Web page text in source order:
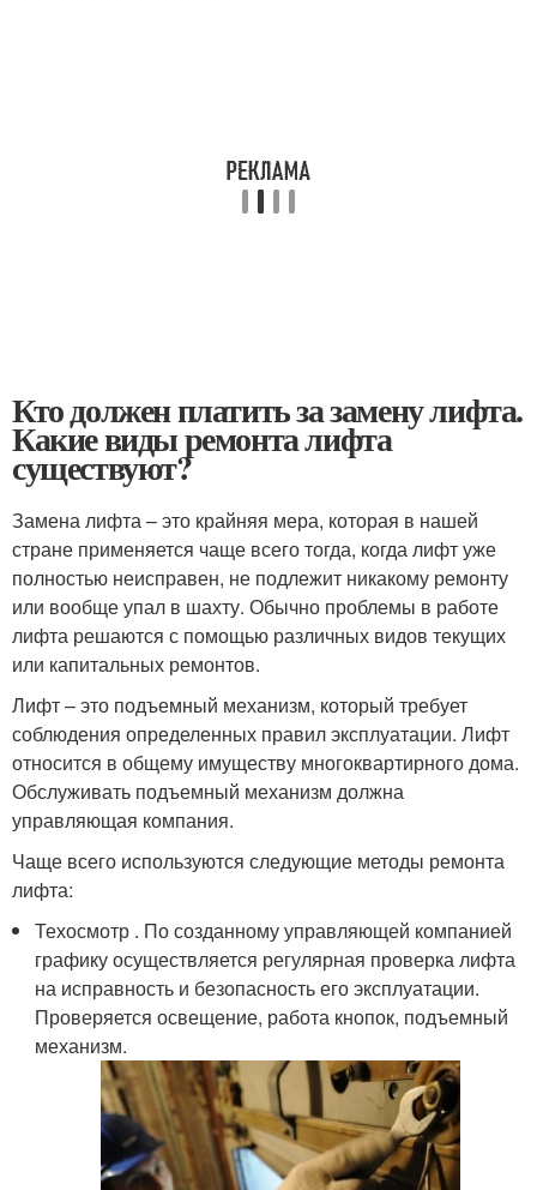
Кто должен платить за замену лифта.
Какие виды ремонта лифта
существуют?
Замена лифта – это крайняя мера, которая в нашей
стране применяется чаще всего тогда, когда лифт уже
полностью неисправен, не подлежит никакому ремонту
или вообще упал в шахту. Обычно проблемы в работе
лифта решаются с помощью различных видов текущих
или капитальных ремонтов.
Лифт – это подъемный механизм, который требует
соблюдения определенных правил эксплуатации. Лифт
относится в общему имуществу многоквартирного дома.
Обслуживать подъемный механизм должна
управляющая компания.
Чаще всего используются следующие методы ремонта
лифта:
Техосмотр . По созданному управляющей компанией
графику осуществляется регулярная проверка лифта
на исправность и безопасность его эксплуатации.
Проверяется освещение, работа кнопок, подъемный
механизм.